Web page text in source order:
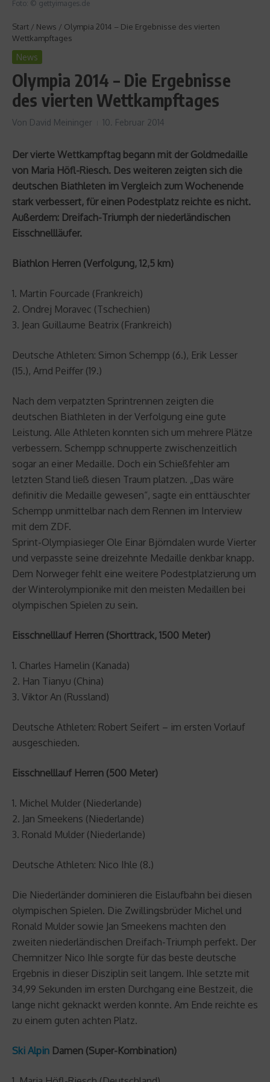
Foto: © gettyimages.de
Start / News / Olympia 2014 – Die Ergebnisse des vierten
Wettkampftages
News
Olympia 2014 – Die Ergebnisse
des vierten Wettkampftages
Von David Meininger 10. Februar 2014
Der vierte Wettkampftag begann mit der Goldmedaille
von Maria Höfl-Riesch. Des weiteren zeigten sich die
deutschen Biathleten im Vergleich zum Wochenende
stark verbessert, für einen Podestplatz reichte es nicht.
Außerdem: Dreifach-Triumph der niederländischen
Eisschnellläufer.
Biathlon Herren (Verfolgung, 12,5 km)
1. Martin Fourcade (Frankreich)
2. Ondrej Moravec (Tschechien)
3. Jean Guillaume Beatrix (Frankreich)
Deutsche Athleten: Simon Schempp (6.), Erik Lesser
(15.), Arnd Peiffer (19.)
Nach dem verpatzten Sprintrennen zeigten die
deutschen Biathleten in der Verfolgung eine gute
Leistung. Alle Athleten konnten sich um mehrere Plätze
verbessern. Schempp schnupperte zwischenzeitlich
sogar an einer Medaille. Doch ein Schießfehler am
letzten Stand ließ diesen Traum platzen. „Das wäre
definitiv die Medaille gewesen“, sagte ein enttäuschter
Schempp unmittelbar nach dem Rennen im Interview
mit dem ZDF.
Sprint-Olympiasieger Ole Einar Björndalen wurde Vierter
und verpasste seine dreizehnte Medaille denkbar knapp.
Dem Norweger fehlt eine weitere Podestplatzierung um
der Winterolympionike mit den meisten Medaillen bei
olympischen Spielen zu sein.
Eisschnelllauf Herren (Shorttrack, 1500 Meter)
1. Charles Hamelin (Kanada)
2. Han Tianyu (China)
3. Viktor An (Russland)
Deutsche Athleten: Robert Seifert – im ersten Vorlauf
ausgeschieden.
Eisschnelllauf Herren (500 Meter)
1. Michel Mulder (Niederlande)
2. Jan Smeekens (Niederlande)
3. Ronald Mulder (Niederlande)
Deutsche Athleten: Nico Ihle (8.)
Die Niederländer dominieren die Eislaufbahn bei diesen
olympischen Spielen. Die Zwillingsbrüder Michel und
Ronald Mulder sowie Jan Smeekens machten den
zweiten niederländischen Dreifach-Triumph perfekt. Der
Chemnitzer Nico Ihle sorgte für das beste deutsche
Ergebnis in dieser Disziplin seit langem. Ihle setzte mit
34,99 Sekunden im ersten Durchgang eine Bestzeit, die
lange nicht geknackt werden konnte. Am Ende reichte es
zu einem guten achten Platz.
Ski Alpin Damen (Super-Kombination)